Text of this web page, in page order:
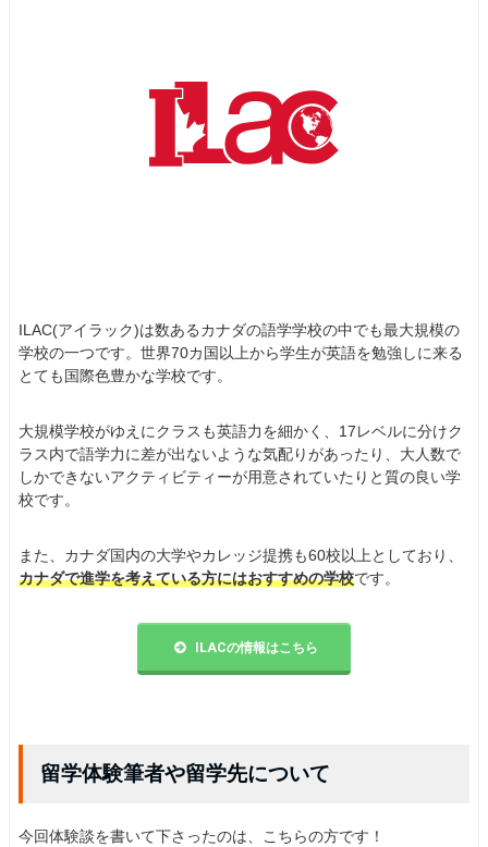
ILAC(アイラック)は数あるカナダの語学学校の中でも最大規模の
学校の一つです。世界70カ国以上から学生が英語を勉強しに来る
とても国際色豊かな学校です。
大規模学校がゆえにクラスも英語力を細かく、17レベルに分けク
ラス内で語学力に差が出ないような気配りがあったり、大人数で
しかできないアクティビティーが用意されていたりと質の良い学
校です。
また、カナダ国内の大学やカレッジ提携も60校以上としており、
カナダで進学を考えている方にはおすすめの学校です。
ILACの情報はこちら
留学体験筆者や留学先について
今回体験談を書いて下さったのは、こちらの方です！